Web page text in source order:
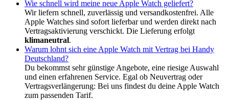
Wie schnell wird meine neue Apple Watch geliefert?
Wir liefern schnell, zuverlässig und versandkostenfrei. Alle
Apple Watches sind sofort lieferbar und werden direkt nach
Vertragsaktivierung verschickt. Die Lieferung erfolgt
klimaneutral.
Warum lohnt sich eine Apple Watch mit Vertrag bei Handy
Deutschland?
Du bekommst sehr günstige Angebote, eine riesige Auswahl
und einen erfahrenen Service. Egal ob Neuvertrag oder
Vertragsverlängerung: Bei uns findest du deine Apple Watch
zum passenden Tarif.